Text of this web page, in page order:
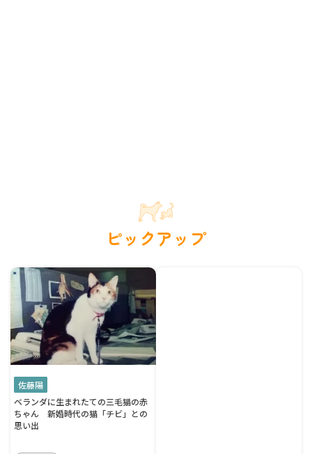
ピックアップ
佐藤陽
ベランダに生まれたての三毛猫の赤
ちゃん 新婚時代の猫「チビ」との
思い出